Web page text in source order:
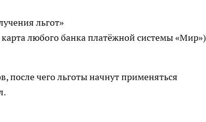
льгот»
любого банка платёжной системы «Мир»)
после чего льготы начнут применяться
.